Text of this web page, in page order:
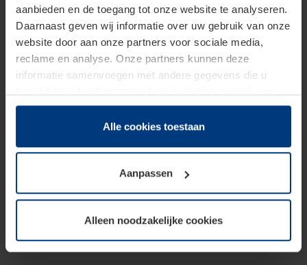
aanbieden en de toegang tot onze website te analyseren.
Daarnaast geven wij informatie over uw gebruik van onze
website door aan onze partners voor sociale media,
reclame en analyse. Onze partners kunnen deze
informatie samenvoegen met andere gegevens die u
hun diensten hebben verzameld.
Juridisch hebben wij het recht om cookies op uw
van deze pagina's absoluut vereist is. Voor alle andere
soorten cookies is uw toestemming benodigd. Uw
toestemming kunt u op elk moment bij de uitleg van de
wijzigen of herroepen.
Alle cookies toestaan
Aanpassen
Alleen noodzakelijke cookies